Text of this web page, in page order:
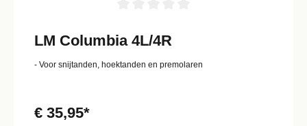
LM Columbia 4L/4R
- Voor snijtanden, hoektanden en premolaren
€ 35,95*